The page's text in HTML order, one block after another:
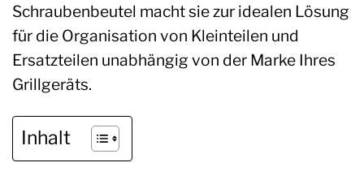
Schraubenbeutel macht sie zur idealen Lösung
für die Organisation von Kleinteilen und
Ersatzteilen unabhängig von der Marke Ihres
Grillgeräts.
Inhalt